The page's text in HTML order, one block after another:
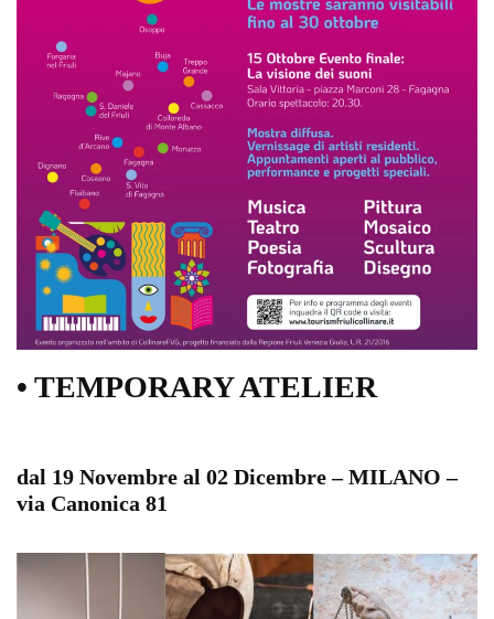
• TEMPORARY ATELIER
dal 19 Novembre al 02 Dicembre – MILANO –
via Canonica 81